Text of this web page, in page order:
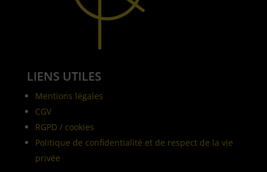
LIENS UTILES
Mentions légales
CGV
RGPD / cookies
Politique de confidentialité et de respect de la vie
privée